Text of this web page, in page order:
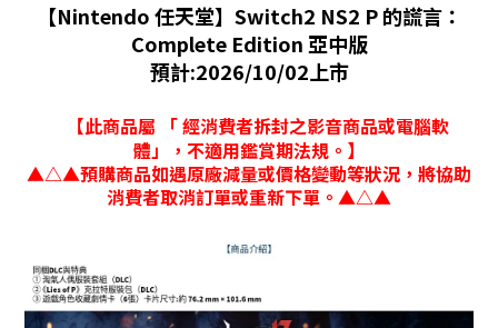
【Nintendo 任天堂】Switch2 NS2 P 的謊言：
Complete Edition 亞中版
預計:2026/10/02上市
【此商品屬 「 經消費者拆封之影音商品或電腦軟
體」，不適用鑑賞期法規。】
▲△▲預購商品如遇原廠減量或價格變動等狀況，將協助
消費者取消訂單或重新下單。▲△▲